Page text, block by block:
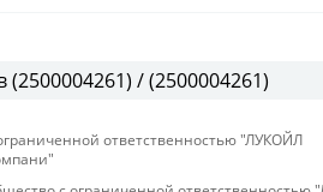
(2500004261) / (2500004261)
ответственностью "ЛУКОЙЛ